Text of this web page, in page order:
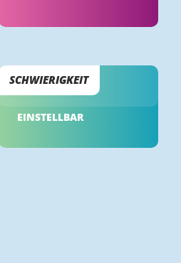
SCHWIERIGKEIT
EINSTELLBAR